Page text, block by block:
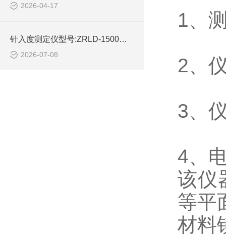
2026-04-17
针入度测定仪型号:ZRLD-1500库号：M414547的详细介绍
2026-07-08
1、
2、
3、
4、
该仪
等平
材料